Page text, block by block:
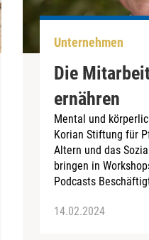
Unternehmen
Die
ernähren
Mental und
Korian Stiftung für
Altern und das
bringen in
Podcasts
14.02.2024